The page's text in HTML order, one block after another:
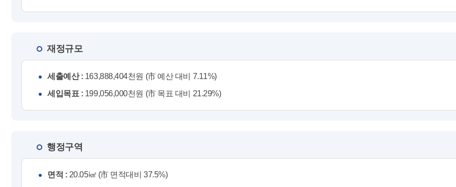
재정규모
세출예산 : 163,888,404천원 (市 예산 대비 7.11%)
세입목표 : 199,056,000천원 (市 목표 대비 21.29%)
행정구역
면적 : 20.05㎢ (市 면적대비 37.5%)